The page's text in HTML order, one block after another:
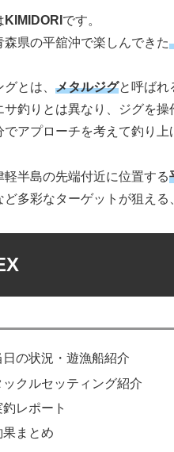
KIMIDORI です。
森県の平舘沖で楽しんできた
とは、 メタルジグと呼ばれ
サ釣りとは異なり、ジグを
でアプローチを考えて釣り上
軽半島の先端付近に位置する
ど多彩なターゲットが狙え
日の状況・遊漁船紹介
ックルセッティング紹介
釣レポート
果まとめ